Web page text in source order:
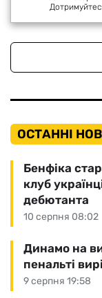
ОСТАННІ
10 серпня 08:02
Бенфіка
клуб
дебютанта
9 серпня 19:58
Динамо на
пенальті